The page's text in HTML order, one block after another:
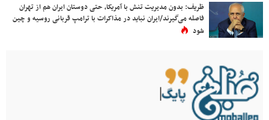
ظریف: بدون مدیریت تنش با آمریکا، حتی دوستان ایران هم از تهران
فاصله می‌گیرند/ایران نباید در مذاکرات با ترامپ قربانی روسیه و چین
شود